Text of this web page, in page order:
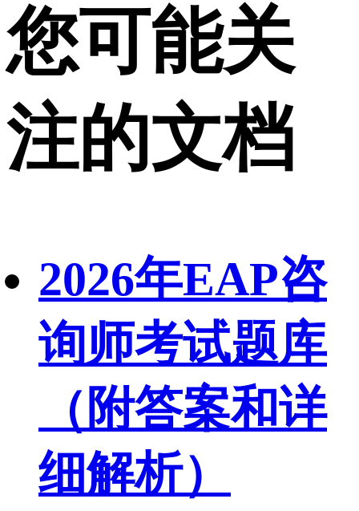
您可能关
注的文档
2026年EAP咨
询师考试题库
（附答案和详
细解析）